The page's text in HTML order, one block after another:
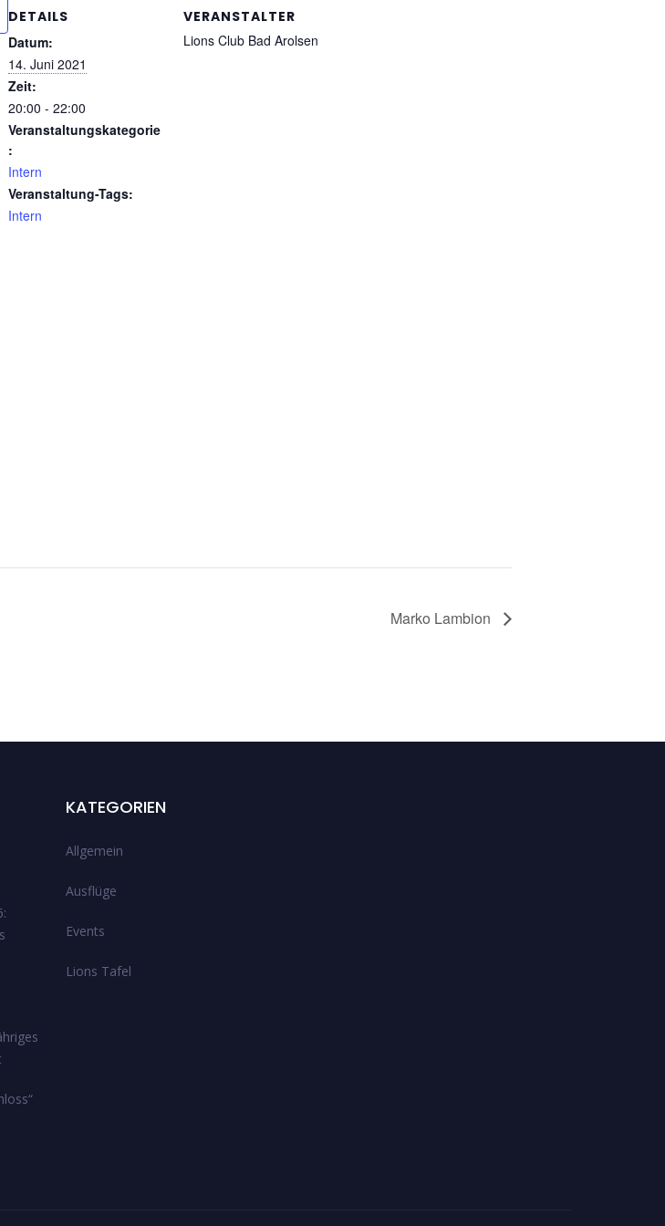
DETAILS
Datum:
14. Juni 2021
Zeit:
20:00 - 22:00
Veranstaltungskategorie
:
Intern
Veranstaltung-Tags:
Intern
VERANSTALTER
Lions Club Bad Arolsen
Marko Lambion
KATEGORIEN
Allgemein
Ausflüge
Events
Lions Tafel